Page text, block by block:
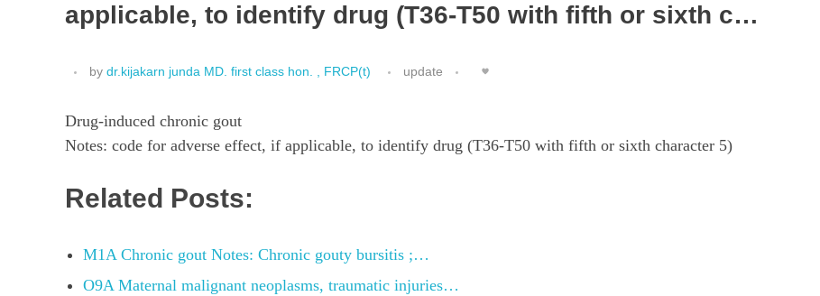
applicable, to identify drug (T36-T50 with fifth or sixth c…
by dr.kijakarn junda MD. first class hon. , FRCP(t) update
Drug-induced chronic gout
Notes: code for adverse effect, if applicable, to identify drug (T36-T50 with fifth or sixth character 5)
Related Posts:
M1A Chronic gout Notes: Chronic gouty bursitis ;…
O9A Maternal malignant neoplasms, traumatic injuries…